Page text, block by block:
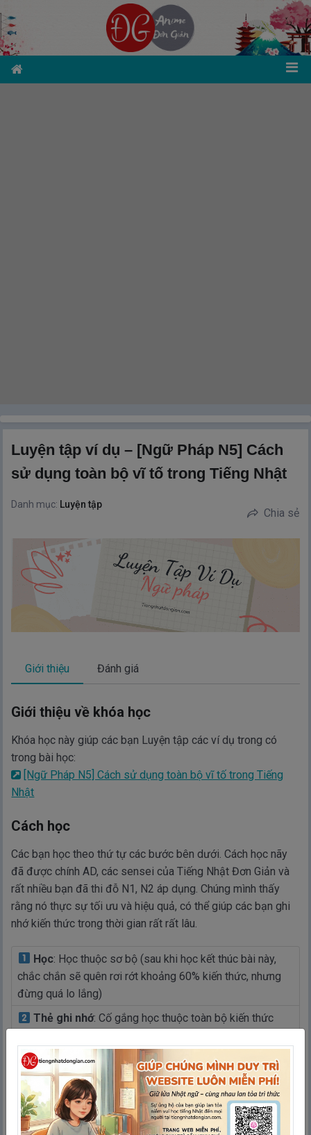
Luyện tập ví dụ – [Ngữ Pháp N5] Cách
sử dụng toàn bộ vĩ tố trong Tiếng Nhật
Danh mục: Luyện tập
Chia sẻ
Giới thiệu Đánh giá
Giới thiệu về khóa học
Khóa học này giúp các bạn Luyện tập các ví dụ trong có
trong bài học:
[Ngữ Pháp N5] Cách sử dụng toàn bộ vĩ tố trong Tiếng
Nhật
Cách học
Các bạn học theo thứ tự các bước bên dưới. Cách học nãy
đã được chính AD, các sensei của Tiếng Nhật Đơn Giản và
rất nhiều bạn đã thi đỗ N1, N2 áp dụng. Chúng mình thấy
rằng nó thực sự tối ưu và hiệu quả, có thể giúp các bạn ghi
nhớ kiến thức trong thời gian rất rất lâu.
Học: Học thuộc sơ bộ (sau khi học kết thúc bài này,
chắc chắn sẽ quên rơi rớt khoảng 60% kiến thức, nhưng
đừng quá lo lắng)
Thẻ ghi nhớ: Cố gắng học thuộc toàn bộ kiến thức
những thẻ này cho đến khi nhớ được rồi mới thôi (sau khi
kết thúc bài này, nhớ kĩ khoảng 80-90% kiến thức)
Ghép thẻ: Ghi nhớ thêm bằng cách vừa học vừa chơi
Chính tả: Luyện cách viết bằng cách điền chữ thích